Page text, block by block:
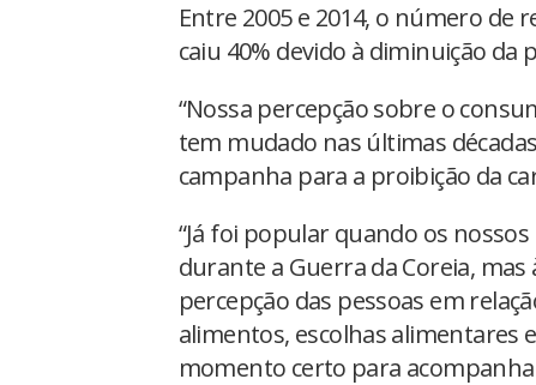
Entre 2005 e 2014, o número de
caiu 40% devido à diminuição
“Nossa percepção sobre o
tem mudado nas últimas
campanha para a proibição da
“Já foi popular quando os
durante a Guerra da Coreia, mas
percepção das pessoas em
alimentos, escolhas alimentares
momento certo para